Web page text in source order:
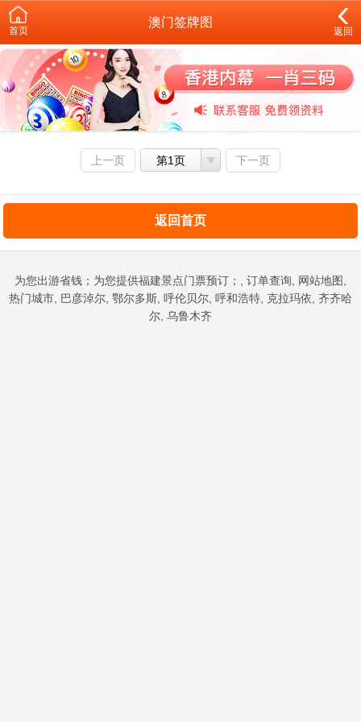
首页
澳门签牌图
返回
上一页 第1页 下一页
返回首页
为您出游省钱；为您提供福建景点门票预订；, 订单查询, 网站地图,
热门城市, 巴彦淖尔, 鄂尔多斯, 呼伦贝尔, 呼和浩特, 克拉玛依, 齐齐哈
尔, 乌鲁木齐